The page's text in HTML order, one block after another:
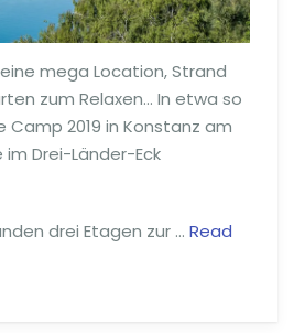
mega Location, Strand
zum Relaxen… In etwa so
Camp 2019 in Konstanz am
Drei-Länder-Eck
drei Etagen zur … Read